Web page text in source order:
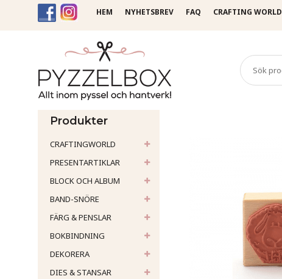
HEM NYHETSBREV FAQ CRAFTING WORLD
Produkter
CRAFTINGWORLD
PRESENTARTIKLAR
BLOCK OCH ALBUM
BAND-SNÖRE
FÄRG & PENSLAR
BOKBINDNING
DEKORERA
DIES & STANSAR